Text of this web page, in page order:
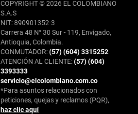
COPYRIGHT © 2026 EL COLOMBIANO
S.A.S
NIT: 890901352-3
Carrera 48 N° 30 Sur - 119, Envigado,
Antioquia, Colombia.
CONMUTADOR:(57) (604) 3315252
ATENCIÓN AL CLIENTE:(57) (604)
3393333
servicio@elcolombiano.com.co
*Para asuntos relacionados con
peticiones, quejas y reclamos (PQR),
haz clic aquí